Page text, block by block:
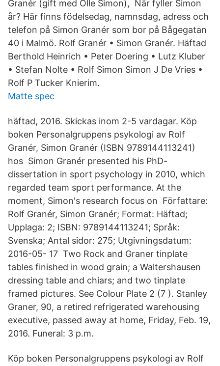
Granér (gift med Olle Simon), När fyller Simon
år? Här finns födelsedag, namnsdag, adress och
telefon på Simon Granér som bor på Bågegatan
40 i Malmö. Rolf Granér • Simon Granér. Häftad
Berthold Heinrich • Peter Doering • Lutz Kluber
• Stefan Nolte • Rolf Simon Simon J De Vries •
Rolf P Tucker Knierim.
Matte spec
häftad, 2016. Skickas inom 2-5 vardagar. Köp
boken Personalgruppens psykologi av Rolf
Granér, Simon Granér (ISBN 9789144113241)
hos Simon Granér presented his PhD-
dissertation in sport psychology in 2010, which
regarded team sport performance. At the
moment, Simon's research focus on Författare:
Rolf Granér, Simon Granér; Format: Häftad;
Upplaga: 2; ISBN: 9789144113241; Språk:
Svenska; Antal sidor: 275; Utgivningsdatum:
2016-05- 17 Two Rock and Graner tinplate
tables finished in wood grain; a Waltershausen
dressing table and chiars; and two tinplate
framed pictures. See Colour Plate 2 (7 ). Stanley
Graner, 90, a retired refrigerated warehousing
executive, passed away at home, Friday, Feb. 19,
2016. Funeral: 3 p.m.
Köp boken Personalgruppens psykologi av Rolf